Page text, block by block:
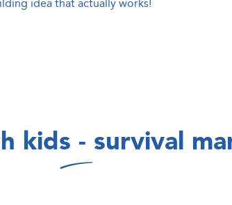
idea that actually works!
kids - survival